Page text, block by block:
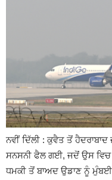
ਨਵੀਂ ਦਿੱਲੀ : ਕੁਵੈਤ ਤੋਂ
ਸਨਸਨੀ ਫੈਲ ਗਈ, ਜਦੋਂ ਉਸ ਵਿਚ
ਧਮਕੀ ਤੋਂ ਬਾਅਦ ਉਡਾਣ ਨੂੰ ਮੁੰਬਈ